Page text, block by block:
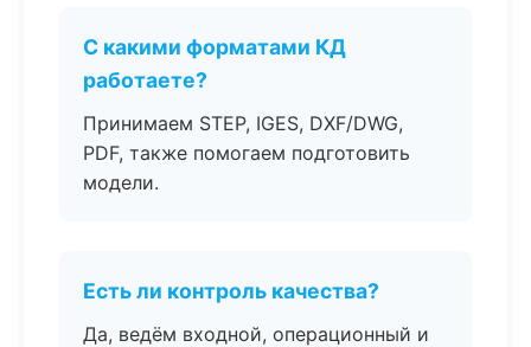
С какими форматами КД
работаете?
Принимаем STEP, IGES, DXF/DWG,
PDF, также помогаем подготовить
модели.
Есть ли контроль качества?
Да, ведём входной, операционный и